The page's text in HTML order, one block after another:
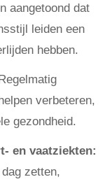
aangetoond dat
leiden een
hebben.
verbeteren,
gezondheid.
en vaatziekten:
zetten,